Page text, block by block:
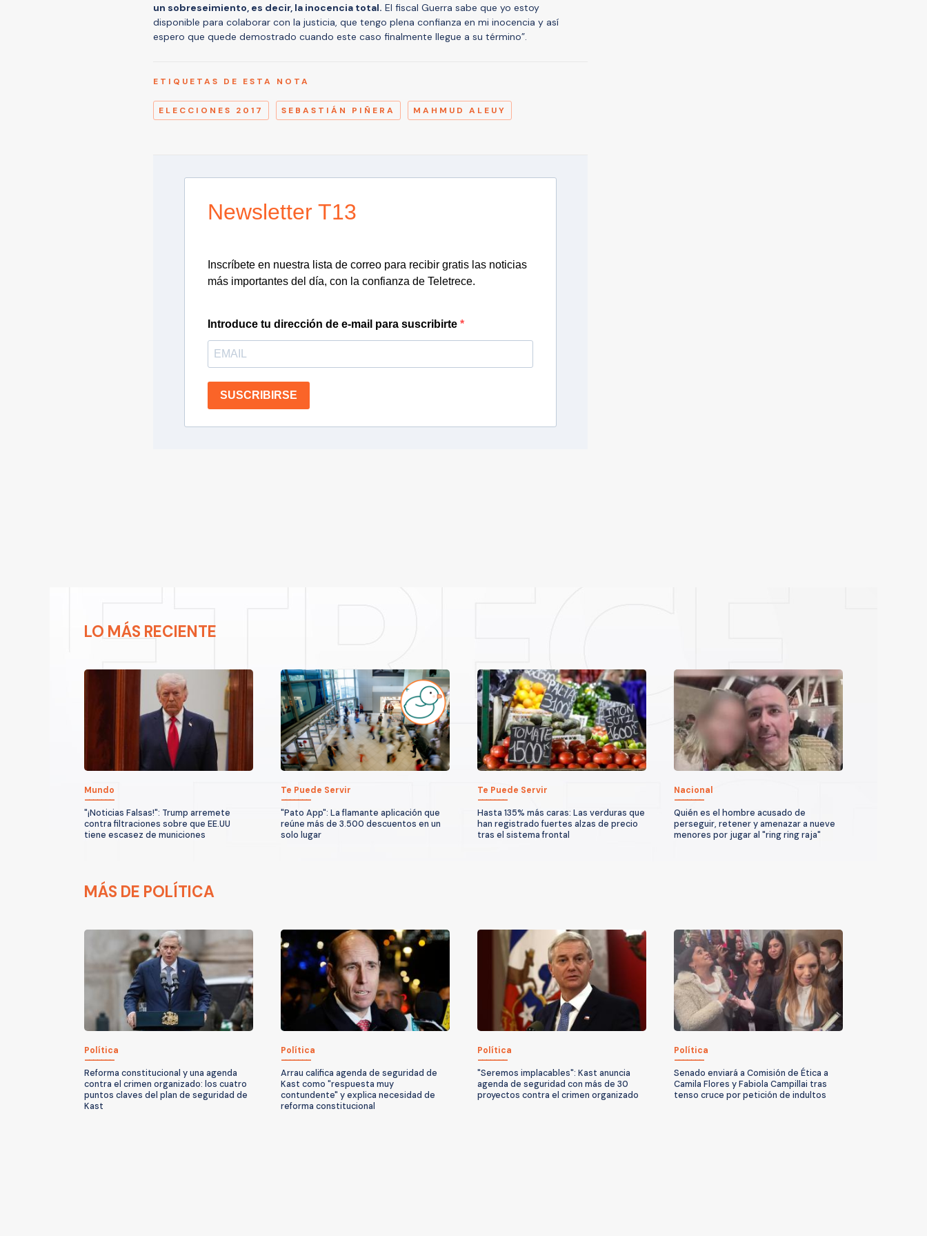
un sobreseimiento, es decir, la inocencia total. El fiscal Guerra sabe que yo estoy
disponible para colaborar con la justicia, que tengo plena confianza en mi inocencia y así
espero que quede demostrado cuando este caso finalmente llegue a su término”.
ETIQUETAS DE ESTA NOTA
ELECCIONES 2017 SEBASTIÁN PIÑERA MAHMUD ALEUY
Newsletter T13
Inscríbete en nuestra lista de correo para recibir gratis las noticias
más importantes del día, con la confianza de Teletrece.
Introduce tu dirección de e-mail para suscribirte
SUSCRIBIRSE
LO MÁS RECIENTE
Mundo
"¡Noticias Falsas!": Trump arremete
contra filtraciones sobre que EE.UU
tiene escasez de municiones
Te Puede Servir
"Pato App": La flamante aplicación que
reúne más de 3.500 descuentos en un
solo lugar
Te Puede Servir
Hasta 135% más caras: Las verduras que
han registrado fuertes alzas de precio
tras el sistema frontal
Nacional
Quién es el hombre acusado de
perseguir, retener y amenazar a nueve
menores por jugar al "ring ring raja"
MÁS DE POLÍTICA
Política
Reforma constitucional y una agenda
contra el crimen organizado: los cuatro
puntos claves del plan de seguridad de
Kast
Política
Arrau califica agenda de seguridad de
Kast como "respuesta muy
contundente" y explica necesidad de
reforma constitucional
Política
"Seremos implacables": Kast anuncia
agenda de seguridad con más de 30
proyectos contra el crimen organizado
Política
Senado enviará a Comisión de Ética a
Camila Flores y Fabiola Campillai tras
tenso cruce por petición de indultos